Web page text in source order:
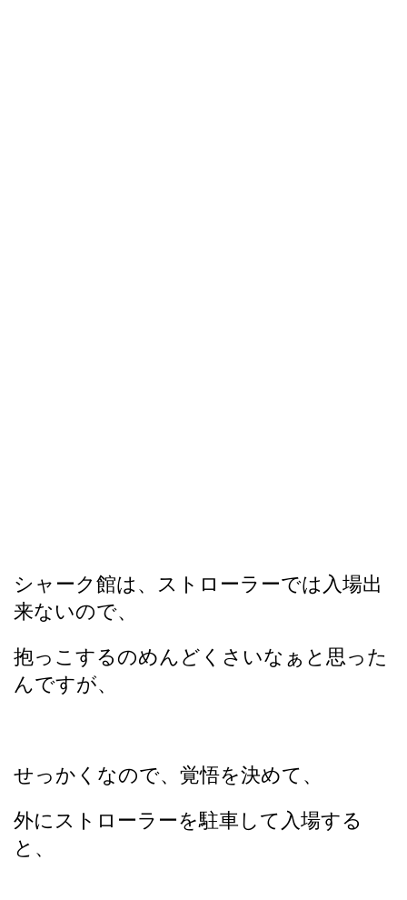
シャーク館は、ストローラーでは入場出
来ないので、
抱っこするのめんどくさいなぁと思った
んですが、
せっかくなので、覚悟を決めて、
外にストローラーを駐車して入場する
と、